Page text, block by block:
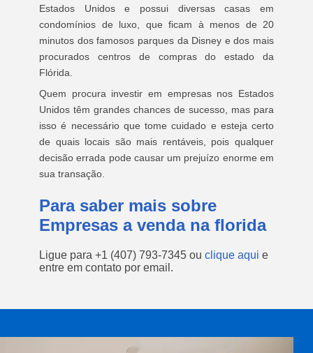
Estados Unidos e possui diversas casas em
condomínios de luxo, que ficam à menos de 20
minutos dos famosos parques da Disney e dos mais
procurados centros de compras do estado da
Flórida.
Quem procura investir em empresas nos Estados
Unidos têm grandes chances de sucesso, mas para
isso é necessário que tome cuidado e esteja certo
de quais locais são mais rentáveis, pois qualquer
decisão errada pode causar um prejuízo enorme em
sua transação.
Para saber mais sobre
Empresas a venda na florida
Ligue para +1 (407) 793-7345 ou clique aqui e
entre em contato por email.